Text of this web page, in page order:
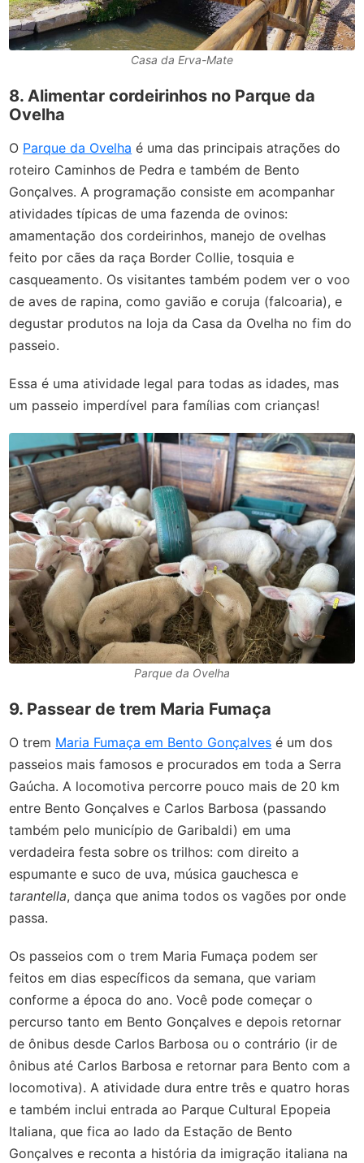
Casa da Erva-Mate
8. Alimentar cordeirinhos no Parque da
Ovelha
O Parque da Ovelha é uma das principais atrações do
roteiro Caminhos de Pedra e também de Bento
Gonçalves. A programação consiste em acompanhar
atividades típicas de uma fazenda de ovinos:
amamentação dos cordeirinhos, manejo de ovelhas
feito por cães da raça Border Collie, tosquia e
casqueamento. Os visitantes também podem ver o voo
de aves de rapina, como gavião e coruja (falcoaria), e
degustar produtos na loja da Casa da Ovelha no fim do
passeio.
Essa é uma atividade legal para todas as idades, mas
um passeio imperdível para famílias com crianças!
Parque da Ovelha
9. Passear de trem Maria Fumaça
O trem Maria Fumaça em Bento Gonçalves é um dos
passeios mais famosos e procurados em toda a Serra
Gaúcha. A locomotiva percorre pouco mais de 20 km
entre Bento Gonçalves e Carlos Barbosa (passando
também pelo município de Garibaldi) em uma
verdadeira festa sobre os trilhos: com direito a
espumante e suco de uva, música gauchesca e
tarantella, dança que anima todos os vagões por onde
passa.
Os passeios com o trem Maria Fumaça podem ser
feitos em dias específicos da semana, que variam
conforme a época do ano. Você pode começar o
percurso tanto em Bento Gonçalves e depois retornar
de ônibus desde Carlos Barbosa ou o contrário (ir de
ônibus até Carlos Barbosa e retornar para Bento com a
locomotiva). A atividade dura entre três e quatro horas
e também inclui entrada ao Parque Cultural Epopeia
Italiana, que fica ao lado da Estação de Bento
Gonçalves e reconta a história da imigração italiana na